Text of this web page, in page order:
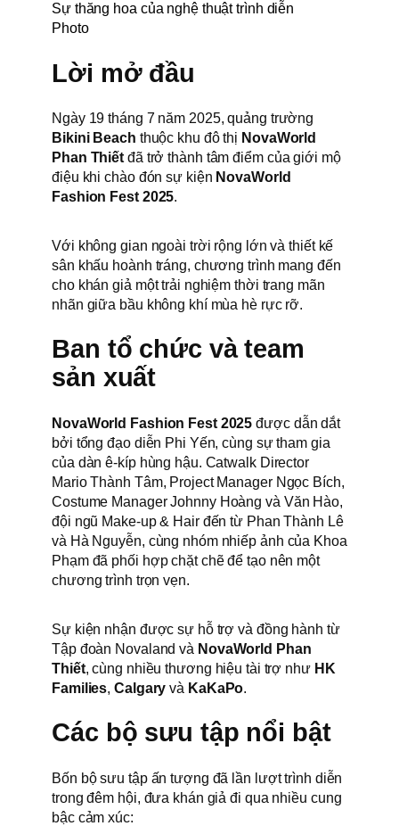
Sự thăng hoa của nghệ thuật trình diễn
Photo
Lời mở đầu
Ngày 19 tháng 7 năm 2025, quảng trường
Bikini Beach thuộc khu đô thị NovaWorld
Phan Thiết đã trở thành tâm điểm của giới mộ
điệu khi chào đón sự kiện NovaWorld
Fashion Fest 2025.
Với không gian ngoài trời rộng lớn và thiết kế
sân khấu hoành tráng, chương trình mang đến
cho khán giả một trải nghiệm thời trang mãn
nhãn giữa bầu không khí mùa hè rực rỡ.
Ban tổ chức và team
sản xuất
NovaWorld Fashion Fest 2025 được dẫn dắt
bởi tổng đạo diễn Phi Yến, cùng sự tham gia
của dàn ê-kíp hùng hậu. Catwalk Director
Mario Thành Tâm, Project Manager Ngọc Bích,
Costume Manager Johnny Hoàng và Văn Hào,
đội ngũ Make-up & Hair đến từ Phan Thành Lê
và Hà Nguyễn, cùng nhóm nhiếp ảnh của Khoa
Phạm đã phối hợp chặt chẽ để tạo nên một
chương trình trọn vẹn.
Sự kiện nhận được sự hỗ trợ và đồng hành từ
Tập đoàn Novaland và NovaWorld Phan
Thiết, cùng nhiều thương hiệu tài trợ như HK
Families,Calgary và KaKaPo.
Các bộ sưu tập nổi bật
Bốn bộ sưu tập ấn tượng đã lần lượt trình diễn
trong đêm hội, đưa khán giả đi qua nhiều cung
bậc cảm xúc: